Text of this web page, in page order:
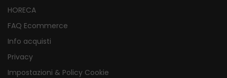
HORECA
FAQ Ecommerce
Info acquisti
Privacy
Impostazioni & Policy Cookie